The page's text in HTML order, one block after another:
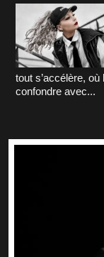
tout s’accélère, où
confondre avec...